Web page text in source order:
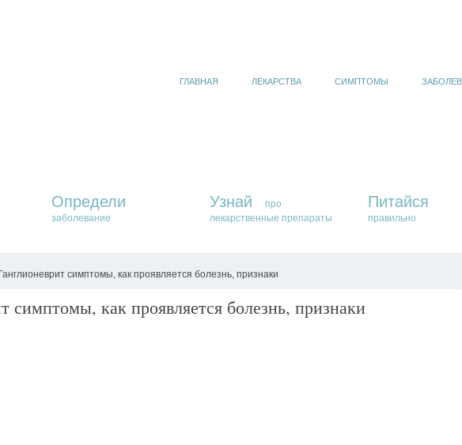
ГЛАВНАЯ ЛЕКАРСТВА СИМПТОМЫ
Определи
заболевание
Узнай
про
лекарственные препараты
Питайся
правильно
Ганглионеврит симптомы, как проявляется болезнь, признаки
симптомы, как проявляется болезнь, признаки